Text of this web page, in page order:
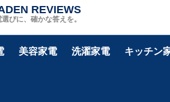
びに、確かな答えを。
REVIEWS
美容家電 洗濯家電 キッチン